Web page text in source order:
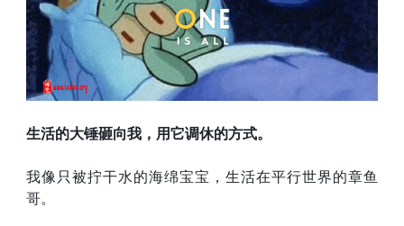
生活的大锤砸向我，用它调休的方式。
我像只被拧干水的海绵宝宝，生活在平行世界的章鱼
哥。